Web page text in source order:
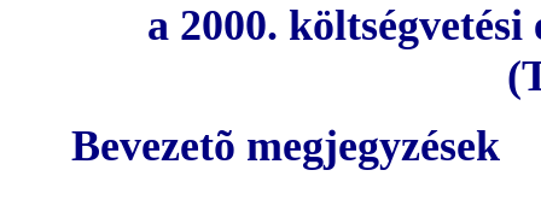
a 2000.
Bevezetõ megjegyzések